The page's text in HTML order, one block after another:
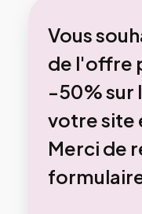
Vous
de l'offre
-50% sur
votre site
Merci de